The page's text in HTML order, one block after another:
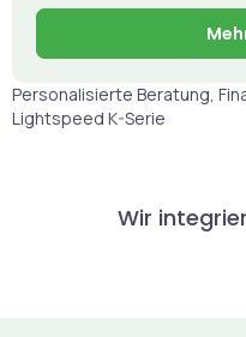
Personalisierte Beratung,
Lightspeed K-Serie
Wir